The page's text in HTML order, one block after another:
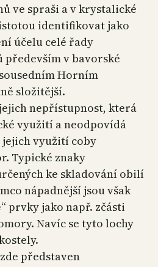
ve spraši a v krystalické
identifikovat jako
účelu celé řady
především v bavorské
Horním
složitější.
nepřístupnost, která
využití a neodpovídá
využití coby
Typické znaky
ke skladování obilí
nápadnější jsou však
prvky jako např. zčásti
Navíc se tyto lochy
představen